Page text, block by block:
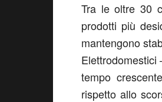
Tra le oltre 30
prodotti più
mantengono
Elettrodomestici
tempo
rispetto allo